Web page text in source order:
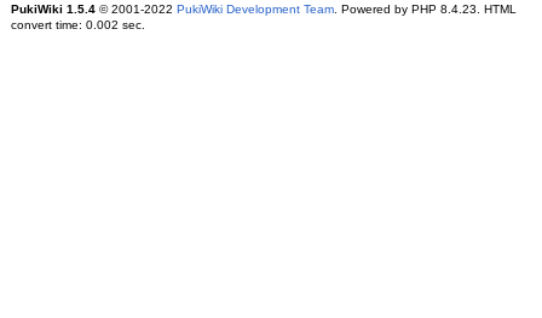
PukiWiki 1.5.4© 2001-2022 PukiWiki Development Team. Powered by PHP 8.4.23. HTML
convert time: 0.002 sec.